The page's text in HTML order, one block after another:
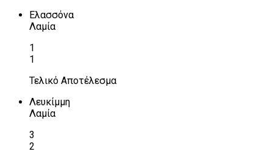
Ελασσόνα
Λαμία
1
1
Τελικό Αποτέλεσμα
Λευκίμμη
Λαμία
3
2